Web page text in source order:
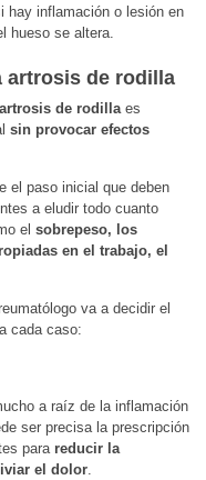
hay inflamación o lesión en
hueso se altera.
artrosis de rodilla
de rodilla es
sin provocar efectos
el paso inicial que deben
a eludir todo cuanto
el sobrepeso, los
en el trabajo, el
va a decidir el
cada caso:
a raíz de la inflamación
ser precisa la prescripción
para reducir la
el dolor.